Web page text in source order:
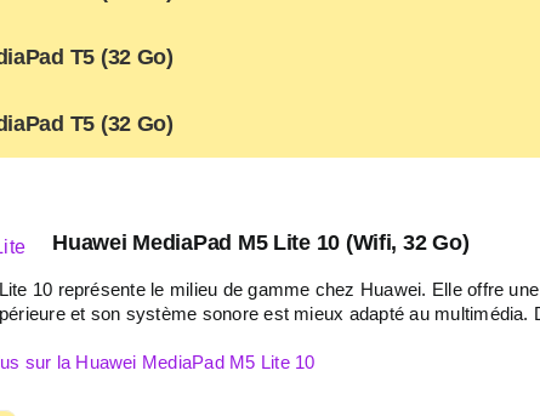
T5 (32 Go)
T5 (32 Go)
Huawei MediaPad M5 Lite 10 (Wifi, 32 Go)
10 représente le milieu de gamme chez Huawei. Elle offre
et son système sonore est mieux adapté au
sur la Huawei MediaPad M5 Lite 10